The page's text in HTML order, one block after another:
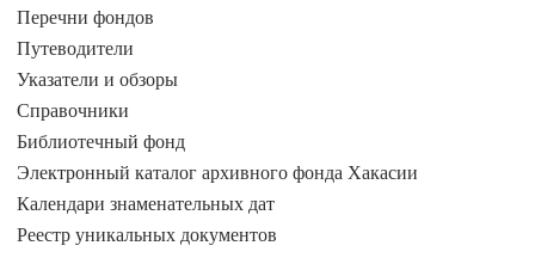
Перечни фондов
Путеводители
Указатели и обзоры
Справочники
Библиотечный фонд
Электронный каталог архивного фонда Хакасии
Календари знаменательных дат
Реестр уникальных документов